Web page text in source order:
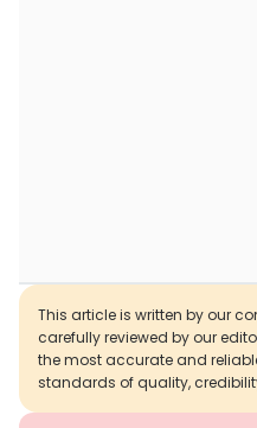
This article is written by our
carefully reviewed by our
the most accurate and
standards of quality,